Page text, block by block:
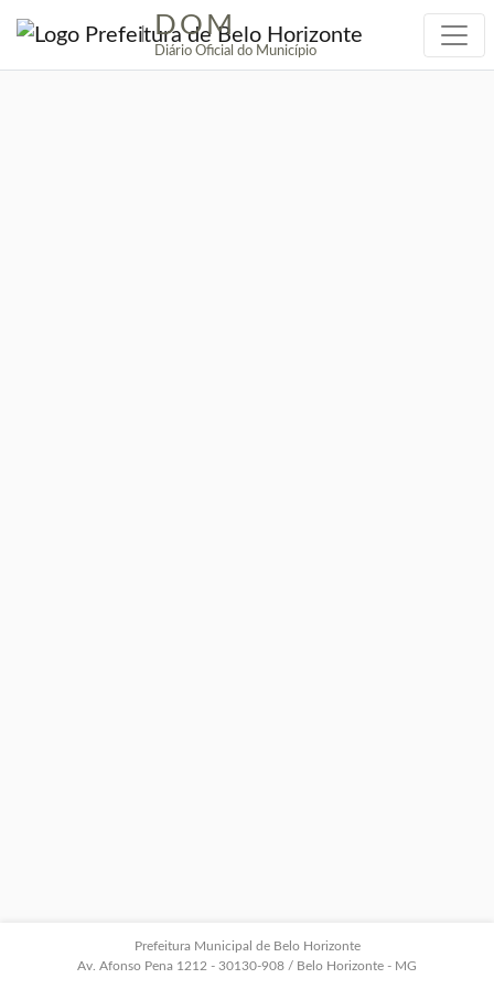
| DOM
Diário Oficial do Município
Prefeitura Municipal de Belo Horizonte
Av. Afonso Pena 1212 - 30130-908 / Belo Horizonte - MG